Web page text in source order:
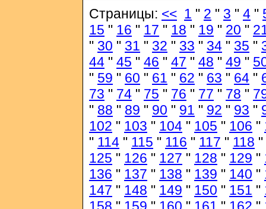
Страницы: << 1 " 2 " 3 " 4 "
15 " 16 " 17 " 18 " 19 " 20 "
" 30 " 31 " 32 " 33 " 34 " 35 "
44 " 45 " 46 " 47 " 48 " 49 "
" 59 " 60 " 61 " 62 " 63 " 64 "
73 " 74 " 75 " 76 " 77 " 78 "
" 88 " 89 " 90 " 91 " 92 " 93 "
102 " 103 " 104 " 105 " 106 "
" 114 " 115 " 116 " 117 " 118 "
125 " 126 " 127 " 128 " 129 "
136 " 137 " 138 " 139 " 140 "
147 " 148 " 149 " 150 " 151 "